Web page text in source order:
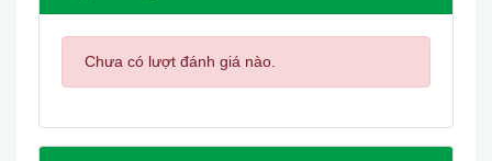
Chưa có lượt đánh giá nào.